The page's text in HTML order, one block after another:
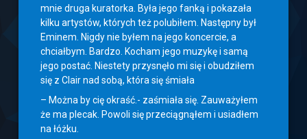
mnie druga kuratorka. Była jego fanką i pokazała
kilku artystów, których też polubiłem. Następny był
Eminem. Nigdy nie byłem na jego koncercie, a
chciałbym. Bardzo. Kocham jego muzykę i samą
jego postać. Niestety przysnęło mi się i obudziłem
się z Clair nad sobą, która się śmiała
– Można by cię okraść.- zaśmiała się. Zauważyłem
że ma plecak. Powoli się przeciągnąłem i usiadłem
na łóżku.